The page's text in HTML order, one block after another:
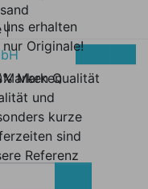
|
Marken Qualität
uns erhalten
nur Originale!
Marken
und
kurze
sind
Referenz